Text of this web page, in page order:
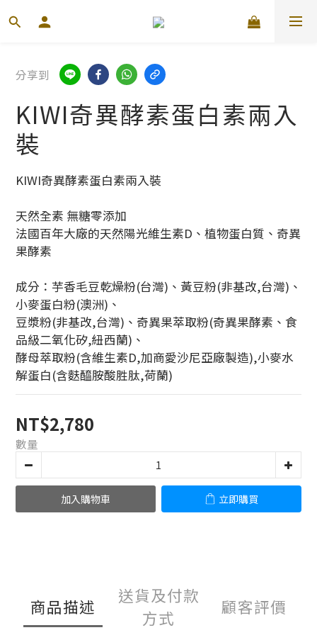
分享到
KIWI奇異酵素蛋白素兩入
裝
KIWI奇異酵素蛋白素兩入裝
天然全素 無糖零添加
法國百年大廠的天然陽光維生素D、植物蛋白質、奇異
果酵素
成分：芋香毛豆乾燥粉(台灣)、黃豆粉(非基改,台灣)、
小麥蛋白粉(澳洲)、
豆漿粉(非基改,台灣)、奇異果萃取粉(奇異果酵素、食
品級二氧化矽,紐西蘭)、
酵母萃取粉(含維生素D,加商愛沙尼亞廠製造),小麥水
解蛋白(含麩醯胺酸胜肽,荷蘭)
NT$2,780
數量
加入購物車 立即購買
商品描述
送貨及付款
方式
顧客評價